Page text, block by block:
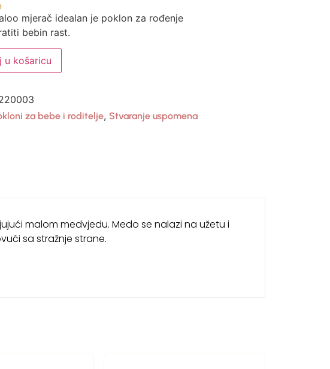
mjerač idealan je poklon za rođenje
bebin rast.
u košaricu
za bebe i roditelje, Stvaranje uspomena
malom medvjedu. Medo se nalazi na užetu i
sa stražnje strane.